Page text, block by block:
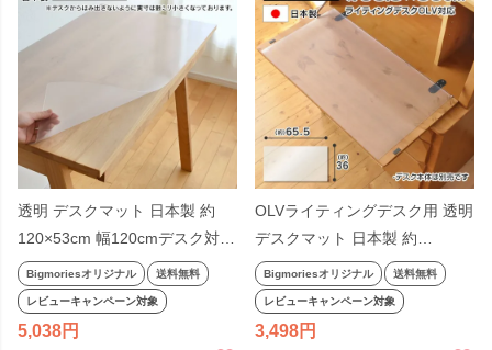
透明 デスクマット 日本製 約
120×53cm 幅120cmデスク対応
長方形 学習机 厚さ1mm LGY
非密着 無地 杉工場 レグシー 奥
行53cm ビッグモリーズ
Bigmoriesオリジナル 送料無料
レビューキャンペーン対象
5,038
OLVライティングデスク用 透明
デスクマット 日本製 約
65.5×36cm 厚さ1mm 両面シー
ル付き 非密着タイプ 学習机 ラ
イティングビューロー ビッグモ
Bigmoriesオリジナル 送料無料
レビューキャンペーン対象
3,498